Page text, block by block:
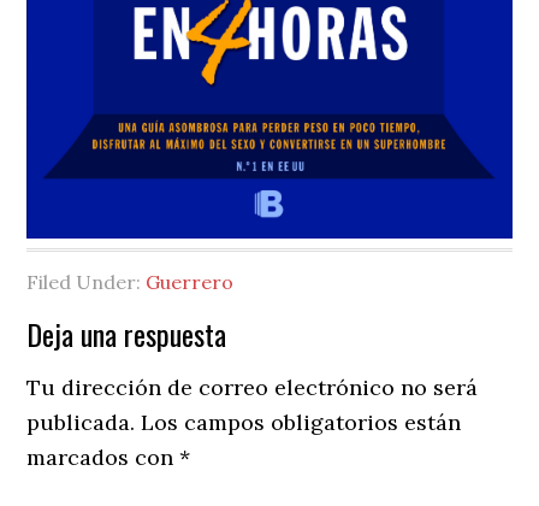
Filed Under: Guerrero
Reader
Interactions
Deja una respuesta
Tu dirección de correo electrónico no será
publicada. Los campos obligatorios están
marcados con*